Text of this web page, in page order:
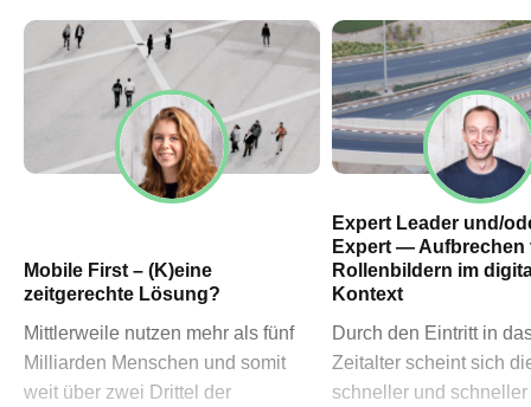
Mobile First – (K)eine
zeitgerechte Lösung?
Mittlerweile nutzen mehr als fünf
Milliarden Menschen und somit
weit über zwei Drittel der
Expert Leader und/
Expert — Aufbrechen
Rollenbildern im
Kontext
Durch den Eintritt in
Zeitalter scheint sich
schneller und
Datenschutzerklärung
Impressum